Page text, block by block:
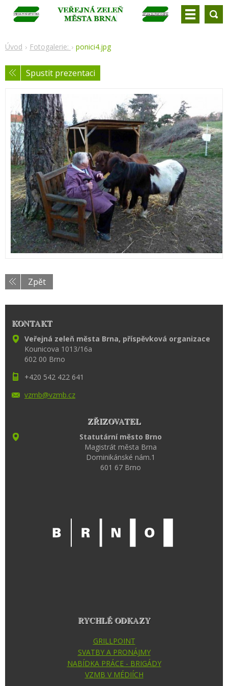
Úvod Fotogalerie: ponici4.jpg
Spustit prezentaci
Zpět
KONTAKT
Veřejná zeleň města Brna, příspěvková organizace
Kounicova 1013/16a
602 00 Brno
+420 542 422 641
vzmb@vzmb.cz
ZŘIZOVATEL
Statutární město Brno
Magistrát města Brna
Dominikánské nám.1
601 67 Brno
RYCHLÉ ODKAZY
GRILLPOINT
SVATBY A PRONÁJMY
NABÍDKA PRÁCE - BRIGÁDY
VZMB V MÉDIÍCH